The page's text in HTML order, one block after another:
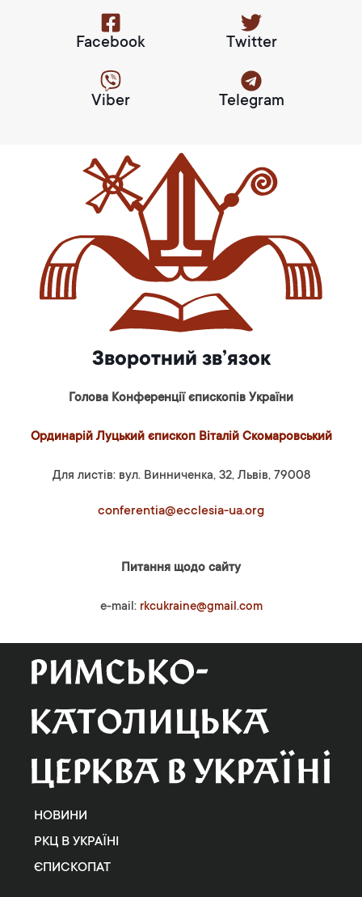
Facebook Twitter
Viber Telegram
Зворотний зв’язок
Голова Конференції єпископів України
Ординарій Луцький єпископ Віталій Скомаровський
Для листів: вул. Винниченка, 32, Львів, 79008
conferentia@ecclesia-ua.org
Питання щодо сайту
e-mail: rkcukraine@gmail.com
НОВИНИ
РКЦ В УКРАЇНІ
ЄПИСКОПАТ